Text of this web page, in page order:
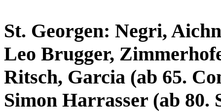
St. Georgen: Negri,
Leo Brugger,
Ritsch, Garcia (ab 65.
Simon Harrasser (ab 80.